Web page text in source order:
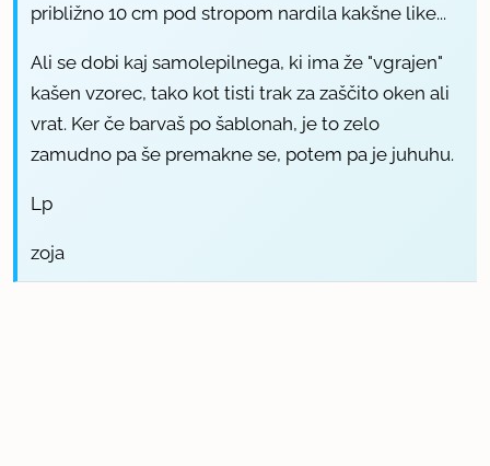
približno 10 cm pod stropom nardila kakšne like...
Ali se dobi kaj samolepilnega, ki ima že "vgrajen"
kašen vzorec, tako kot tisti trak za zaščito oken ali
vrat. Ker če barvaš po šablonah, je to zelo
zamudno pa še premakne se, potem pa je juhuhu.
Lp
zoja